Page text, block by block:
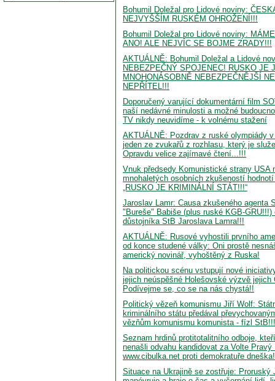
Bohumil Doležal pro Lidové noviny:
NEJVYŠŠÍM RUSKÉM OHROŽENÍ!!!
Bohumil Doležal pro Lidové noviny:
ANO! ALE NEJVÍC SE BOJME ZRADY!!!
AKTUÁLNĚ: Bohumil Doležal a Lidové
NEBEZPEČNÝ SPOJENEC! RUSKO JE
MNOHONÁSOBNĚ NEBEZPEČNĚJŠÍ
NEPŘÍTEL!!!
Doporučený varující dokumentární film
naší nedávné minulosti a možné
TV nikdy neuvidíme - k volnému stažení
AKTUÁLNĚ: Pozdrav z ruské olympiády
jeden ze zvukařů z rozhlasu, který je
Opravdu velice zajímavé čtení...!!!
Vnuk předsedy Komunistické strany USA
mnohaletých osobních zkušeností
„RUSKO JE KRIMINÁLNÍ STÁT!!!“
Jaroslav Lamr: Causa zkušeného agenta
"Bureše" Babiše (plus ruské KGB-GRU!!!)
důstojníka StB Jaroslava Lamra!!!
AKTUÁLNĚ: Rusové vyhostili prvního
od konce studené války: Oni prostě
americký novinář, vyhoštěný z Ruska!
Na politickou scénu vstupují nové
jejich neúspěšné Holešovské výzvě jejich
Podívejme se, co se na nás chystá!!
Politický vězeň komunismu Jiří Wolf:
kriminálního státu předával
vězňům komunismu komunista - fízl
Seznam hrdinů protitotalitního odboje,
nenašli odvahu kandidovat za Volte Pravý
www.cibulka.net proti demokratuře dneška!
Situace na Ukrajině se zostřuje: Proruský